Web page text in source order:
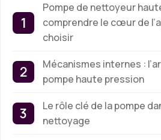
Pompe de nettoyeur
comprendre le cœur de
choisir
Mécanismes internes :
pompe haute pression
Le rôle clé de la pompe
nettoyage